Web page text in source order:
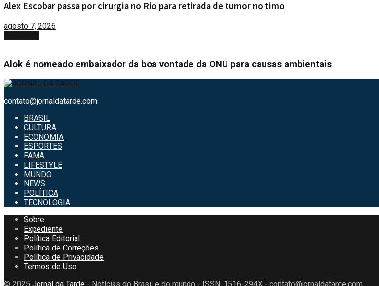
Alex Escobar passa por cirurgia no Rio para retirada de tumor no timo
agosto 7, 2026
Alok é nomeado embaixador da boa vontade da ONU para causas ambientais
contato@jornaldatarde.com
BRASIL
CULTURA
ECONOMIA
ESPORTES
FAMA
LIFESTYLE
MUNDO
NEWS
POLÍTICA
TECNOLOGIA
Sobre
Expediente
Política Editorial
Política de Correções
Política de Privacidade
Termos de Uso
© 2025 Jornal da Tarde - Notícias do Brasil e do mundo - ISSN: 1516-294X - contato@jornaldatarde.com